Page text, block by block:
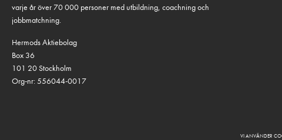
varje år över 70 000 personer med utbildning, coachning och
jobbmatchning.
Hermods Aktiebolag
Box 36
101 20 Stockholm
Org-nr: 556044-0017
VI ANVÄNDER